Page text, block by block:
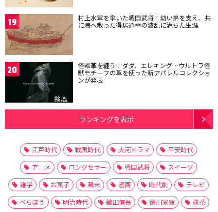
19 村上水軍を率いた戦国武将！幼い弟を支え、共
に海へ散った得居通幸の波乱に満ちた生涯
20 怪獣革を纏う！ダダ、エレキング…ウルトラ怪
獣モチーフの革を使った新アパレルコレクショ
ンが発表
ランキングを表示
江戸時代 戦国時代 大河ドラマ
平安時代
アニメ
ロングセラー 戦国武将
スイーツ
雑学
お菓子 幕末 漫画 時代劇
テレビ
べらぼう
明治時代 織田信長 徳川家康
抹茶